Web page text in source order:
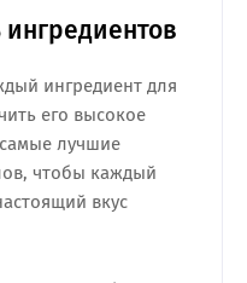
ингредиент для
его высокое
лучшие
чтобы каждый
вкус